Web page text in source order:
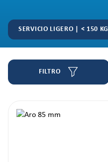
SERVICIO LIGERO | < 150 KG
FILTRO